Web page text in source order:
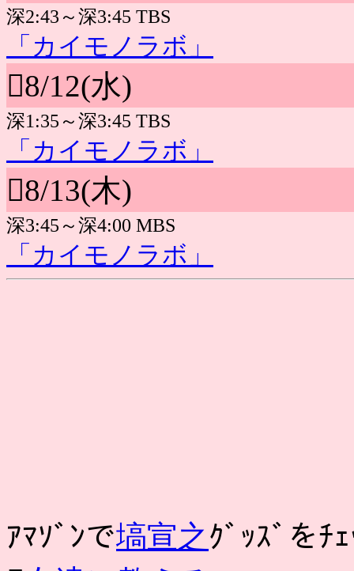
深2:43～深3:45 TBS
「カイモノラボ」
8/12(水)
深1:35～深3:45 TBS
「カイモノラボ」
8/13(木)
深3:45～深4:00 MBS
「カイモノラボ」
ｱﾏｿﾞﾝで塙宣之ｸﾞｯｽﾞをﾁ